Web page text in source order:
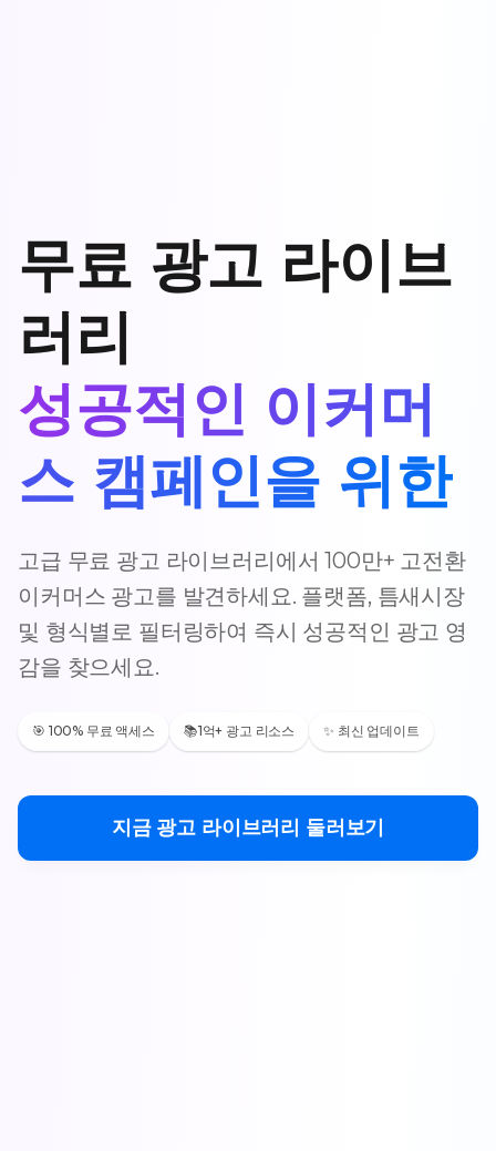
무료 광고 라이브
러리
성공적인 이커머
스 캠페인을 위한
고급 무료 광고 라이브러리에서 100만+ 고전환
이커머스 광고를 발견하세요. 플랫폼, 틈새시장
및 형식별로 필터링하여 즉시 성공적인 광고 영
감을 찾으세요.
🎯 100% 무료 액세스 📚1억+ 광고 리소스 ✨ 최신 업데이트
지금 광고 라이브러리 둘러보기